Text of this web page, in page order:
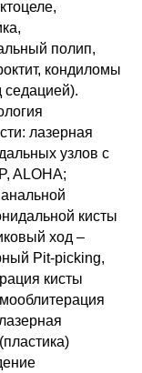
полип,
кондиломы
седацией).
лазерная
узлов с
ALOHA;
кисты
ход –
Pit-picking,
кисты